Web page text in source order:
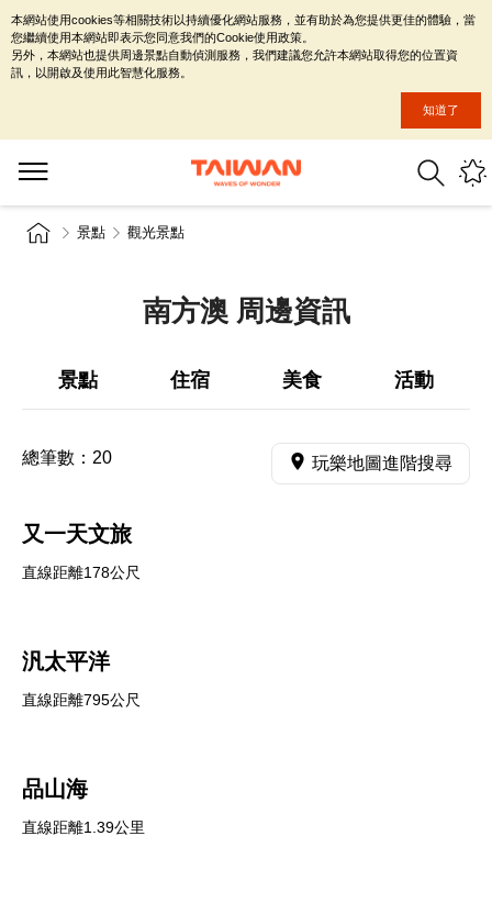
景點 觀光景點
南方澳 周邊資訊
景點 住宿 美食 活動
總筆數： 20 玩樂地圖進階搜尋
又一天文旅
直線距離178公尺
汎太平洋
直線距離795公尺
品山海
直線距離1.39公里
本網站使用cookies等相關技術以持續優化網站服務，並有助於為您提供更佳的體驗，當
您繼續使用本網站即表示您同意我們的Cookie使用政策。
另外，本網站也提供周邊景點自動偵測服務，我們建議您允許本網站取得您的位置資
訊，以開啟及使用此智慧化服務。
知道了